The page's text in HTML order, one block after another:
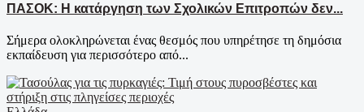
ΠΑΣΟΚ: Η κατάργηση των Σχολικών Επιτροπών δεν...
Σήμερα ολοκληρώνεται ένας θεσμός που υπηρέτησε τη δημόσια
εκπαίδευση για περισσότερο από...